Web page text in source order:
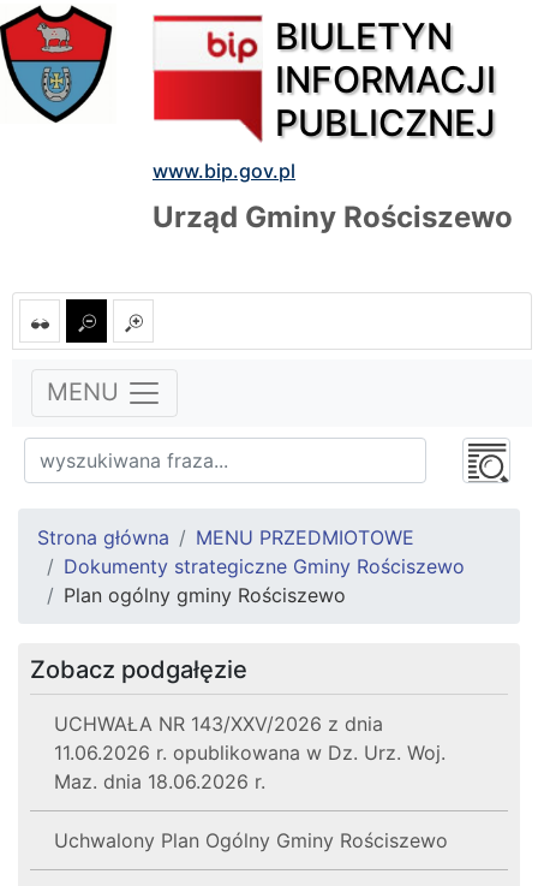
BIULETYN
INFORMACJI
PUBLICZNEJ
www.bip.gov.pl
Urząd Gminy Rościszewo
MENU
Strona główna
MENU PRZEDMIOTOWE
Dokumenty strategiczne Gminy Rościszewo
Plan ogólny gminy Rościszewo
Zobacz podgałęzie
UCHWAŁA NR 143/XXV/2026 z dnia
11.06.2026 r. opublikowana w Dz. Urz. Woj.
Maz. dnia 18.06.2026 r.
Uchwalony Plan Ogólny Gminy Rościszewo